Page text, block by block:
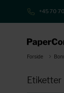
+45 70
Forside
Etiketter